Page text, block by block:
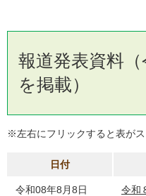
報道発表資料
を掲載）
※左右にフリックすると表がス
日付
令和08年8月8日 令和